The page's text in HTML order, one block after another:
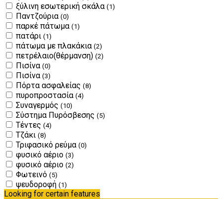
ξύλινη εσωτερική σκάλα (1)
Παντζούρια (0)
παρκέ πάτωμα (1)
πατάρι (1)
πάτωμα με πλακάκια (2)
πετρέλαιο(θέρμανση) (2)
Πισίνα (0)
Πισίνα (3)
Πόρτα ασφαλείας (8)
πυροπροστασία (4)
Συναγερμός (10)
Σύστημα Πυρόσβεσης (5)
Τέντες (4)
Τζάκι (8)
Τριφασικό ρεύμα (0)
φυσικό αέριο (3)
φυσικό αέριο (2)
Φωτεινό (5)
ψευδοροφή (1)
Looking for certain features